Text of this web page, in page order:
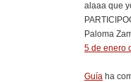
alaaa que
Paloma
5 de enero
Guía ha